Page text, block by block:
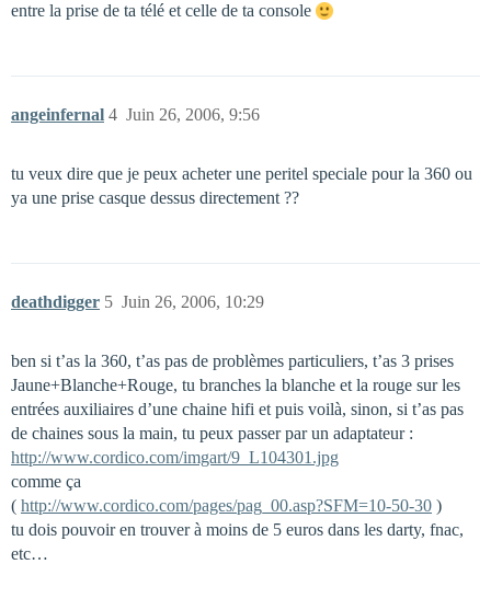
entre la prise de ta télé et celle de ta console
angeinfernal Juin 26, 2006, 9:56
4
tu veux dire que je peux acheter une peritel speciale pour la 360 ou
ya une prise casque dessus directement ??
deathdigger Juin 26, 2006, 10:29
5
ben si t’as la 360, t’as pas de problèmes particuliers, t’as 3 prises
Jaune+Blanche+Rouge, tu branches la blanche et la rouge sur les
entrées auxiliaires d’une chaine hifi et puis voilà, sinon, si t’as pas
de chaines sous la main, tu peux passer par un adaptateur :
http://www.cordico.com/imgart/9_L104301.jpg
comme ça
( http://www.cordico.com/pages/pag_00.asp?SFM=10-50-30 )
tu dois pouvoir en trouver à moins de 5 euros dans les darty, fnac,
etc…